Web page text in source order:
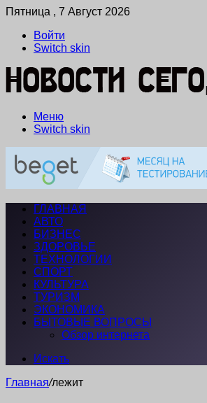
Пятница , 7 Август 2026
Войти
Switch skin
Меню
Switch skin
ГЛАВНАЯ
АВТО
БИЗНЕС
ЗДОРОВЬЕ
ТЕХНОЛОГИИ
СПОРТ
КУЛЬТУРА
ТУРИЗМ
ЭКОНОМИКА
БЫТОВЫЕ ВОПРОСЫ
Обзор интернета
Искать
Главная/лежит